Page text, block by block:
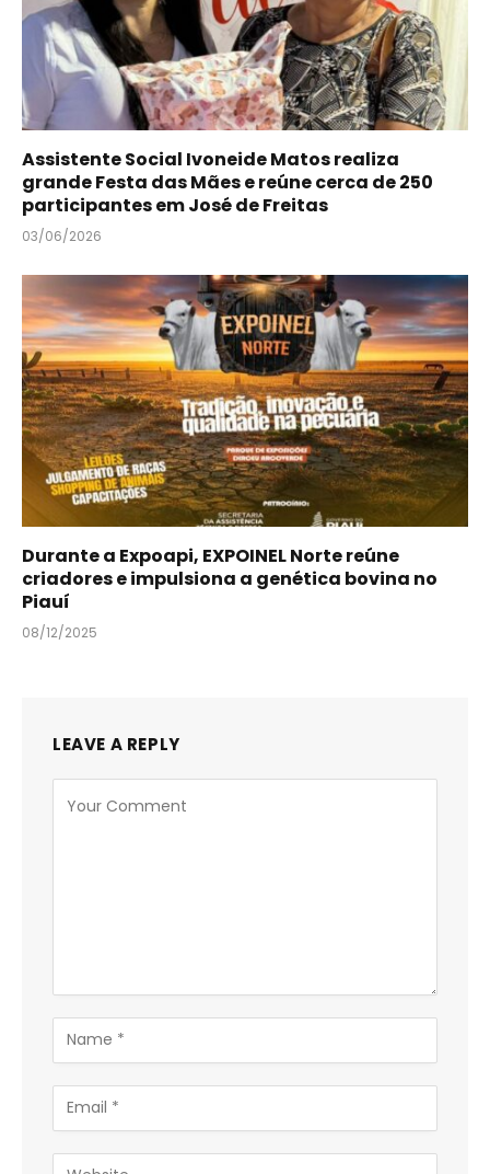
Assistente Social Ivoneide Matos realiza
grande Festa das Mães e reúne cerca de 250
participantes em José de Freitas
03/06/2026
Durante a Expoapi, EXPOINEL Norte reúne
criadores e impulsiona a genética bovina no
Piauí
08/12/2025
LEAVE A REPLY